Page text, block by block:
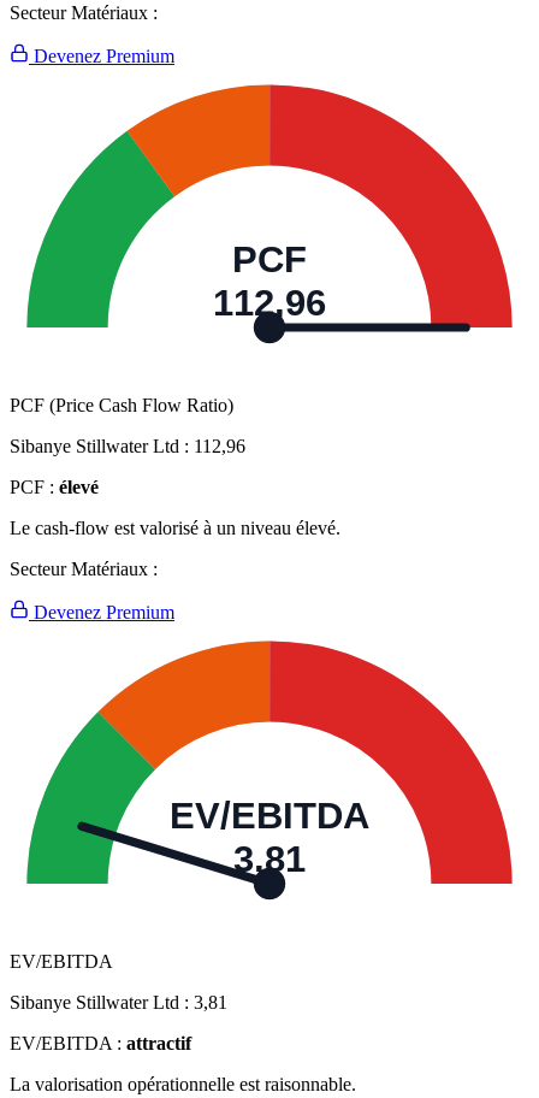
Secteur Matériaux :
Devenez Premium
PCF
112,96
PCF (Price Cash Flow Ratio)
Sibanye Stillwater Ltd : 112,96
PCF : élevé
Le cash-flow est valorisé à un niveau élevé.
Secteur Matériaux :
Devenez Premium
EV/EBITDA
3,81
EV/EBITDA
Sibanye Stillwater Ltd : 3,81
EV/EBITDA : attractif
La valorisation opérationnelle est raisonnable.